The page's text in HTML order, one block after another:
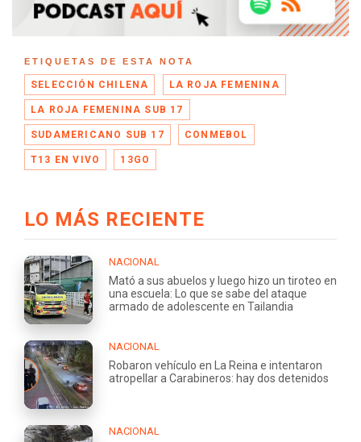
ETIQUETAS DE ESTA NOTA
SELECCIÓN CHILENA LA ROJA FEMENINA
LA ROJA FEMENINA SUB 17
SUDAMERICANO SUB 17 CONMEBOL
T13 EN VIVO 13GO
LO MÁS RECIENTE
NACIONAL
Mató a sus abuelos y luego hizo un tiroteo en
una escuela: Lo que se sabe del ataque
armado de adolescente en Tailandia
NACIONAL
Robaron vehículo en La Reina e intentaron
atropellar a Carabineros: hay dos detenidos
NACIONAL